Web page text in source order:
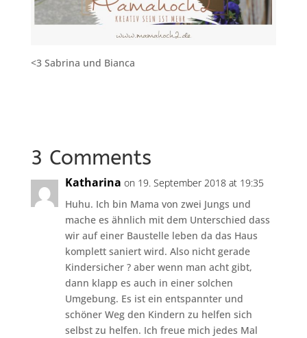
<3 Sabrina und Bianca
3 Comments
Katharina on 19. September 2018 at 19:35
Huhu. Ich bin Mama von zwei Jungs und
mache es ähnlich mit dem Unterschied dass
wir auf einer Baustelle leben da das Haus
komplett saniert wird. Also nicht gerade
Kindersicher ? aber wenn man acht gibt,
dann klapp es auch in einer solchen
Umgebung. Es ist ein entspannter und
schöner Weg den Kindern zu helfen sich
selbst zu helfen. Ich freue mich jedes Mal